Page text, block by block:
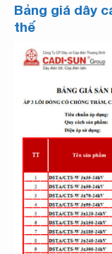
Bảng giá dây
thế